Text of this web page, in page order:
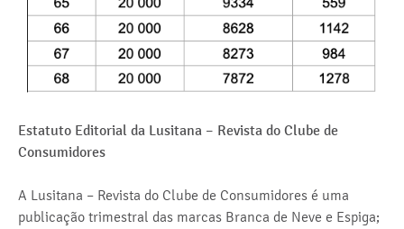
Estatuto Editorial da Lusitana – Revista do Clube de
Consumidores
A Lusitana – Revista do Clube de Consumidores é uma
publicação trimestral das marcas Branca de Neve e Espiga;